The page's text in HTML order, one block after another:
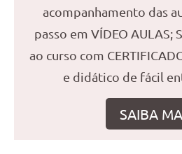
acompanhamento das
passo em VÍDEO AULAS;
ao curso com
e didático de fácil
SAIBA